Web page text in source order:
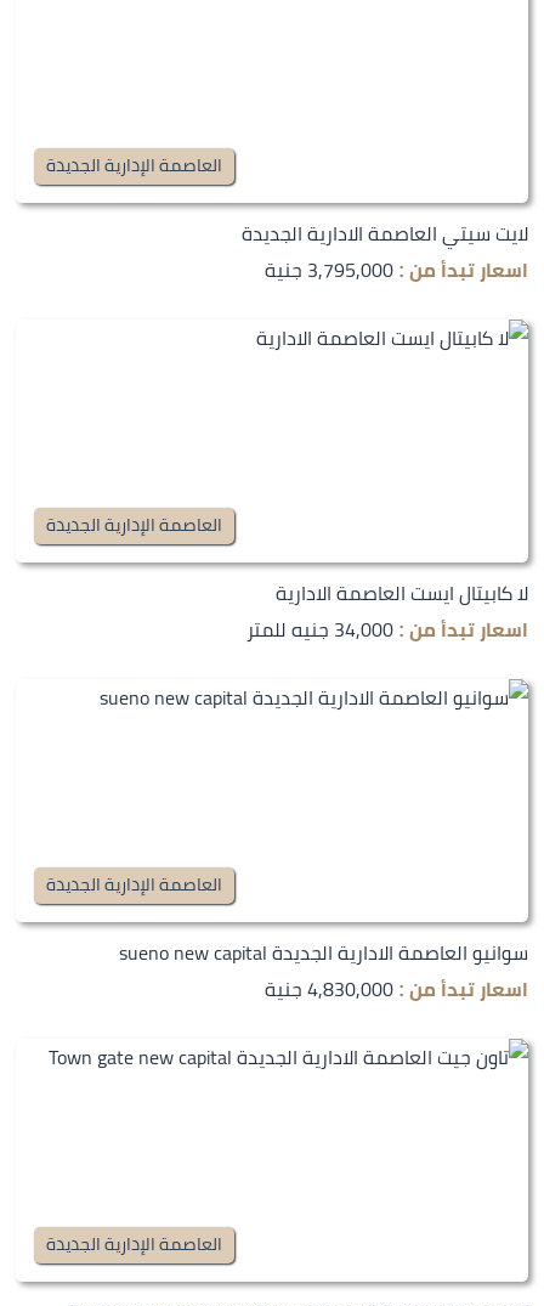
العاصمة الإدارية الجديدة
لايت سيتي العاصمة الادارية الجديدة
اسعار تبدأ من : 3,795,000 جنية
العاصمة الإدارية الجديدة
لا كابيتال ايست العاصمة الادارية
اسعار تبدأ من : 34,000 جنيه للمتر
العاصمة الإدارية الجديدة
سوانيو العاصمة الادارية الجديدة sueno new capital
اسعار تبدأ من : 4,830,000 جنية
العاصمة الإدارية الجديدة